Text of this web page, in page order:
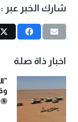
شارك الخبر عبر :
اخبار ذاة صلة